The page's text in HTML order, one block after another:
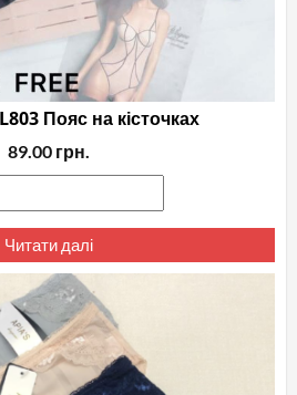
Пояс на кісточках
89.00 грн.
Читати далі